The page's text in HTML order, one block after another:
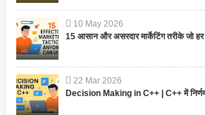
10 May 2026
15 आसान और असरदार मार्केटिंग तरीके जो
22 Mar 2026
Decision Making in C++ | C++ में